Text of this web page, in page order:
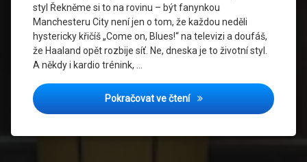
styl Řekněme si to na rovinu – být fanynkou
Manchesteru City není jen o tom, že každou neděli
hystericky křičíš „Come on, Blues!“ na televizi a doufáš,
že Haaland opět rozbije síť. Ne, dneska je to životní styl.
A někdy i kardio trénink, …
Pokračovat ve čteníDres v posilovně? Proč
A
Fotbal